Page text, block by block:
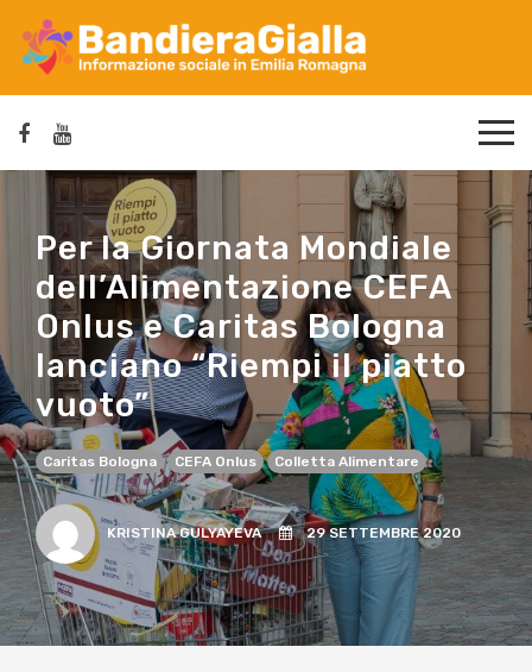
Per la Giornata Mondiale
dell’Alimentazione CEFA
Onlus e Caritas Bologna
lanciano “Riempi il piatto
vuoto”
Caritas Bologna CEFA Onlus Colletta Alimentare
KRISTINA GULYAYEVA 29 SETTEMBRE 2020